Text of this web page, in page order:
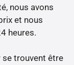
nous avons
et nous
heures.
trouvent être